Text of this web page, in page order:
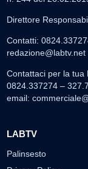
Direttore
Contatti:
redazione@labtv.net
Contattaci per la tua
0824.337274 –
email:
LABTV
Palinsesto